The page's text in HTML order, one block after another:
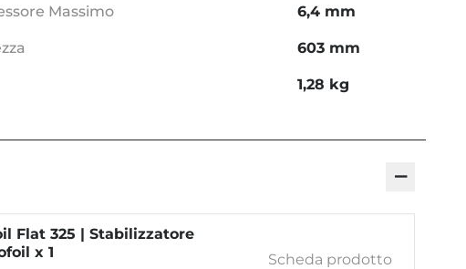
Massimo 6,4 mm
603 mm
1,28 kg
−
Flat 325 | Stabilizzatore
x 1
Scheda prodotto